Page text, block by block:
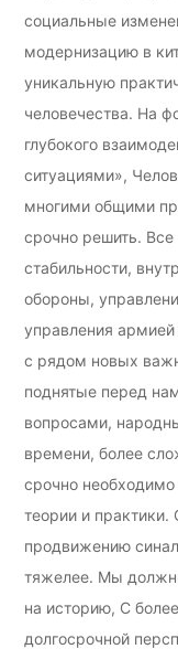
социальные
модернизацию в
уникальную
человечества. На
глубокого
ситуациями»,
многими общими
срочно решить.
стабильности,
обороны,
управления
с рядом новых
поднятые перед
вопросами,
времени, более
срочно необходимо
теории и практики.
продвижению
тяжелее. Мы
на историю, С
долгосрочной